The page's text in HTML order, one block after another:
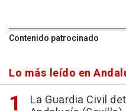
Contenido patrocinado
Lo más leído en
La Guardia Civil